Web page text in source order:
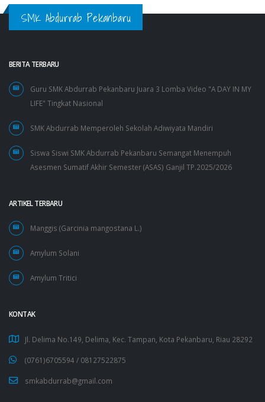
SMK Abdurrab Pekanbaru
BERITA TERBARU
Guru SMK Abdurrab Pekanbaru Juara 3 Lomba Video "A DAY IN MY
LIFE" Tingkat Nasional
SMK Abdurrab Memperoleh Sekolah Adiwiyata Mandiri
Siswa Siswi SMK Abdurrab Pekanbaru Semangat Menempuh
Asesmen Sumatif Akhir Semester (ASAS) Ganjil TP.2025/2026
ARTIKEL TERBARU
Manggis (Garcinia mangostana L.)
Amylum Solani
Amylum Tritici
KONTAK
Jl. Delima No.149, Delima, Kec. Tampan, Kota Pekanbaru, Riau 28292
(0761)6705594 / 08127522875
smkabdurrab@gmail.com